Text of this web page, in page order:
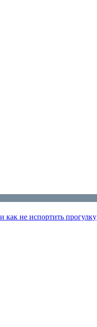
как не испортить прогулку